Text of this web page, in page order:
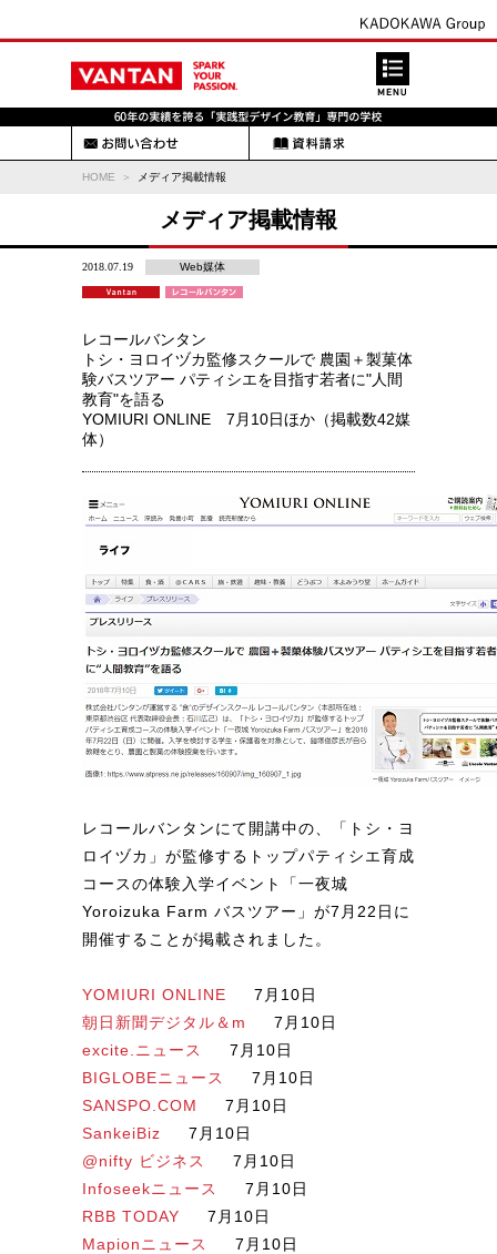
HOME メディア掲載情報
メディア掲載情報
2018.07.19 Web媒体
レコールバンタン
トシ・ヨロイヅカ監修スクールで 農園＋製菓体
験バスツアー パティシエを目指す若者に"人間
教育"を語る
YOMIURI ONLINE 7月10日ほか（掲載数42媒
体）
レコールバンタンにて開講中の、「トシ・ヨ
ロイヅカ」が監修するトップパティシエ育成
コースの体験入学イベント「一夜城
Yoroizuka Farm バスツアー」が7月22日に
開催することが掲載されました。
YOMIURI ONLINE
7月10日
朝日新聞デジタル＆m
7月10日
excite.ニュース
7月10日
BIGLOBEニュース
7月10日
SANSPO.COM
7月10日
SankeiBiz
7月10日
@nifty ビジネス
7月10日
Infoseekニュース
7月10日
RBB TODAY
7月10日
Mapionニュース
7月10日